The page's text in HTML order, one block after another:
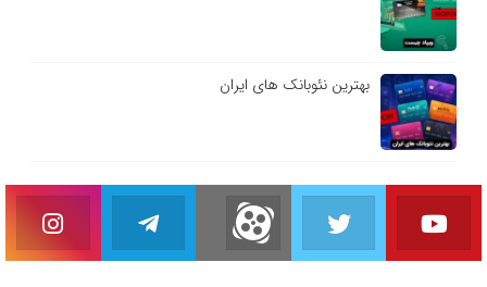
بهترین نئوبانک های ایران